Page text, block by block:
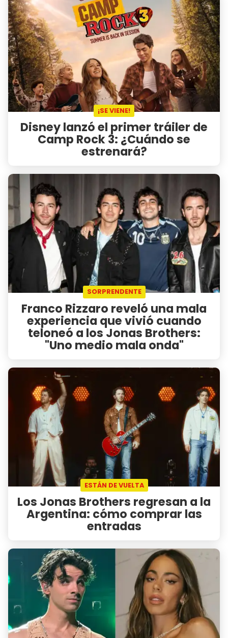
¡SE VIENE!
Disney lanzó el primer tráiler de
Camp Rock 3: ¿Cuándo se
estrenará?
SORPRENDENTE
Franco Rizzaro reveló una mala
experiencia que vivió cuando
teloneó a los Jonas Brothers:
"Uno medio mala onda"
ESTÁN DE VUELTA
Los Jonas Brothers regresan a la
Argentina: cómo comprar las
entradas